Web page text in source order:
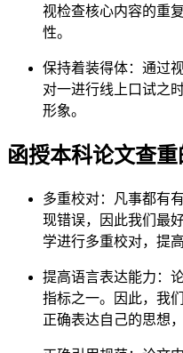
视检查核心内容的重
性。
保持着装得体：通过
对一进行线上口试之
形象。
函授本科论文查
多重校对：凡事都有
现错误，因此我们最
学进行多重校对，提
提高语言表达能力：
指标之一。因此，我
正确表达自己的思想